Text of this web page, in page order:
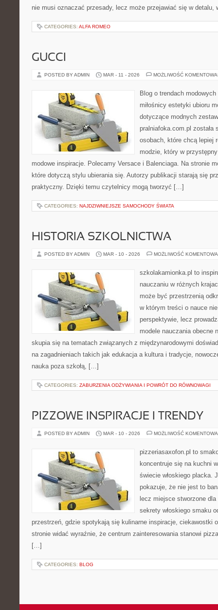
nie musi oznaczać przesady, lecz może przejawiać się w
CATEGORIES: ALFA ROMEO
GUCCI
POSTED BY ADMIN MAR - 11 - 2026 MOŻLIWOŚĆ
Blog o trendach
miłośnicy estetyki ubioru
dotyczące modnych
pralniafoka.com.pl została
osobach, które chcą lepiej
modzie, który w
modowe inspiracje. Polecamy Versace i Balenciaga. Na stronie
które dotyczą stylu ubierania się. Autorzy publikacji starają się
praktyczny. Dzięki temu czytelnicy mogą tworzyć […]
CATEGORIES: NAJDZIWNIEJSZE SAMOCHODY ŚWIATA
HISTORIA SZKOLNICTWA
POSTED BY ADMIN MAR - 10 - 2026 MOŻLIWOŚĆ
szkolakamionka.pl to
nauczaniu w różnych
może być przestrzenią
w którym treści o nauce
perspektywie, lecz
modele nauczania obecne
skupia się na tematach związanych z międzynarodowymi
na zagadnieniach takich jak edukacja a kultura i tradycje,
nauka poza szkołą, […]
CATEGORIES: ZABURZENIA ODŻYWIANIA I POWRÓT DO RÓWNOWAGI
PIZZOWE INSPIRACJE I TRENDY
POSTED BY ADMIN MAR - 10 - 2026 MOŻLIWOŚĆ
pizzeriasaxofon.pl to
koncentruje się na kuchni
świecie włoskiego placka.
pokazuje, że nie jest to
lecz miejsce stworzone
sekrety włoskiego smaku
przestrzeń, gdzie spotykają się kulinarne inspiracje, ciekawostki
stronie widać wyraźnie, że centrum zainteresowania stanowi
[…]
CATEGORIES: BLOG